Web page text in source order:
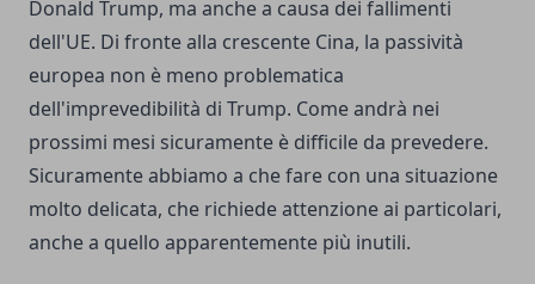
Donald Trump, ma anche a causa dei fallimenti
dell'UE. Di fronte alla crescente Cina, la passività
europea non è meno problematica
dell'imprevedibilità di Trump. Come andrà nei
prossimi mesi sicuramente è difficile da prevedere.
Sicuramente abbiamo a che fare con una situazione
molto delicata, che richiede attenzione ai particolari,
anche a quello apparentemente più inutili.